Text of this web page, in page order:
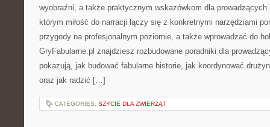
wyobraźni, a także praktycznym wskazówkom dla
którym miłość do narracji łączy się z konkretnymi narzędziami
przygody na profesjonalnym poziomie, a także wprowadzać do
GryFabularne.pl znajdziesz rozbudowane poradniki dla
pokazują, jak budować fabularne historie, jak koordynować
oraz jak radzić […]
CATEGORIES: SZYCIE DLA ZWIERZĄT